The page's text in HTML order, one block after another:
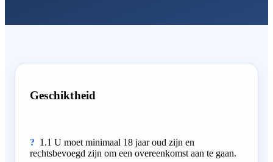
Geschiktheid
1.1 U moet minimaal 18 jaar oud zijn en
rechtsbevoegd zijn om een overeenkomst aan te gaan.